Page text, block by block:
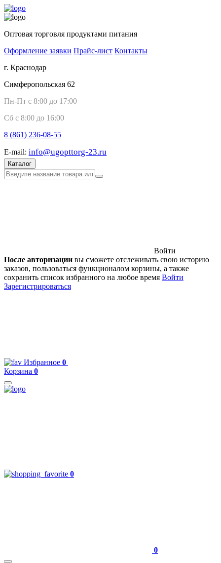
Оптовая торговля продуктами питания
Оформление заявки Прайс-лист Контакты
г. Краснодар
Симферопольская 62
Пн-Пт с 8:00 до 17:00
Сб с 8:00 до 16:00
8 (861) 236-08-55
E-mail: info@ugopttorg-23.ru
Каталог
Войти
После авторизации вы сможете отслеживать свою историю
заказов, пользоваться функционалом корзины, а также
сохранить список избранного на любое время Войти
Зарегистрироваться
Избранное 0
Корзина 0
0
0